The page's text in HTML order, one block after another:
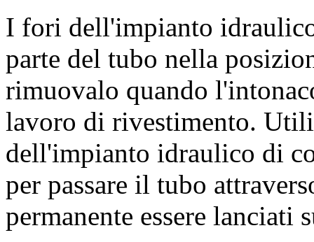
I fori dell'impianto
parte del tubo nella
rimuovalo quando
lavoro di rivestimento.
dell'impianto idraulico di
per passare il tubo
permanente essere lanciati